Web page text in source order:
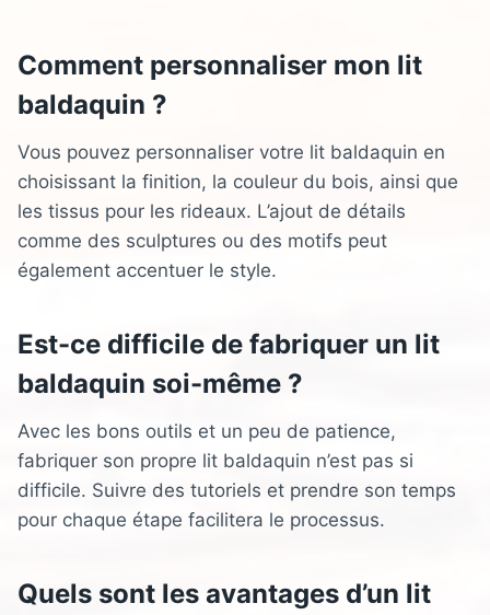
Comment personnaliser mon lit
baldaquin ?
Vous pouvez personnaliser votre lit baldaquin en
choisissant la finition, la couleur du bois, ainsi que
les tissus pour les rideaux. L’ajout de détails
comme des sculptures ou des motifs peut
également accentuer le style.
Est-ce difficile de fabriquer un lit
baldaquin soi-même ?
Avec les bons outils et un peu de patience,
fabriquer son propre lit baldaquin n’est pas si
difficile. Suivre des tutoriels et prendre son temps
pour chaque étape facilitera le processus.
Quels sont les avantages d’un lit